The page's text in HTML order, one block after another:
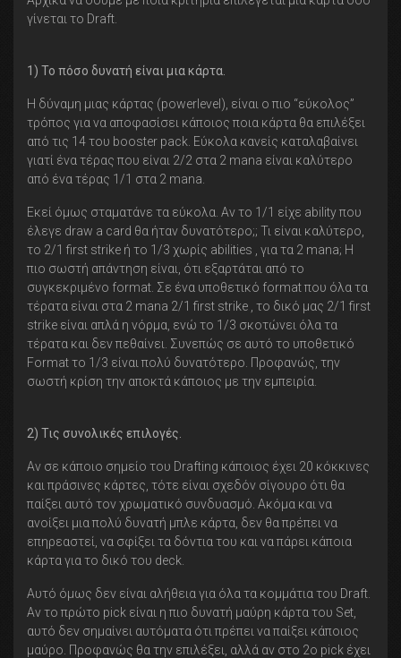
γίνεται το Draft.
1) Το πόσο δυνατή είναι μια κάρτα.
Η δύναμη μιας κάρτας (powerlevel), είναι ο πιο “εύκολος”
τρόπος για να αποφασίσει κάποιος ποια κάρτα θα επιλέξει
από τις 14 του booster pack. Εύκολα κανείς καταλαβαίνει
γιατί ένα τέρας που είναι 2/2 στα 2 mana είναι καλύτερο
από ένα τέρας 1/1 στα 2 mana.
Εκεί όμως σταματάνε τα εύκολα. Αν το 1/1 είχε ability που
έλεγε draw a card θα ήταν δυνατότερο;; Τι είναι καλύτερο,
το 2/1 first strike ή το 1/3 χωρίς abilities , για τα 2 mana; Η
πιο σωστή απάντηση είναι, ότι εξαρτάται από το
συγκεκριμένο format. Σε ένα υποθετικό format που όλα τα
τέρατα είναι στα 2 mana 2/1 first strike , το δικό μας 2/1 first
strike είναι απλά η νόρμα, ενώ το 1/3 σκοτώνει όλα τα
τέρατα και δεν πεθαίνει. Συνεπώς σε αυτό το υποθετικό
Format το 1/3 είναι πολύ δυνατότερο. Προφανώς, την
σωστή κρίση την αποκτά κάποιος με την εμπειρία.
2) Τις συνολικές επιλογές.
Αν σε κάποιο σημείο του Drafting κάποιος έχει 20 κόκκινες
και πράσινες κάρτες, τότε είναι σχεδόν σίγουρο ότι θα
παίξει αυτό τον χρωματικό συνδυασμό. Ακόμα και να
ανοίξει μια πολύ δυνατή μπλε κάρτα, δεν θα πρέπει να
επηρεαστεί, να σφίξει τα δόντια του και να πάρει κάποια
κάρτα για το δικό του deck.
Αυτό όμως δεν είναι αλήθεια για όλα τα κομμάτια του Draft.
Αν το πρώτο pick είναι η πιο δυνατή μαύρη κάρτα του Set,
αυτό δεν σημαίνει αυτόματα ότι πρέπει να παίξει κάποιος
μαύρο. Προφανώς θα την επιλέξει, αλλά αν στο 2ο pick έχει